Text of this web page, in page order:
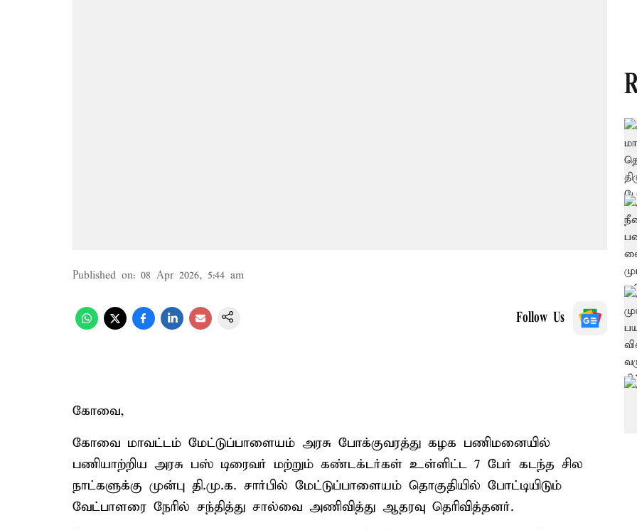
Published on: 08 Apr 2026, 5:44 am
Follow Us
கோவை,
கோவை மாவட்டம் மேட்டுப்பாளையம் அரசு போக்குவரத்து கழக பணிமனையில்
பணியாற்றிய அரசு பஸ் டிரைவர் மற்றும் கண்டக்டர்கள் உள்ளிட்ட 7 பேர் கடந்த சில
நாட்களுக்கு முன்பு தி.மு.க. சார்பில் மேட்டுப்பாளையம் தொகுதியில் போட்டியிடும்
வேட்பாளரை நேரில் சந்தித்து சால்வை அணிவித்து ஆதரவு தெரிவித்தனர்.